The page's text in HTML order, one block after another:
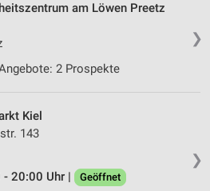
❯
am Löwen Preetz
2 Prospekte
❯
Kiel
143
20:00 Uhr |
Geöffnet